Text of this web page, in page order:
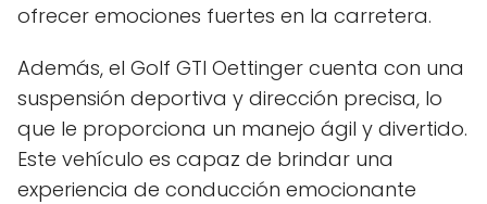
ofrecer emociones fuertes en la carretera.
Además, el Golf GTI Oettinger cuenta con una
suspensión deportiva y dirección precisa, lo
que le proporciona un manejo ágil y divertido.
Este vehículo es capaz de brindar una
experiencia de conducción emocionante